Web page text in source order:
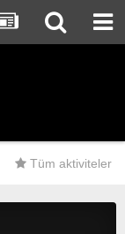
Tüm aktiviteler